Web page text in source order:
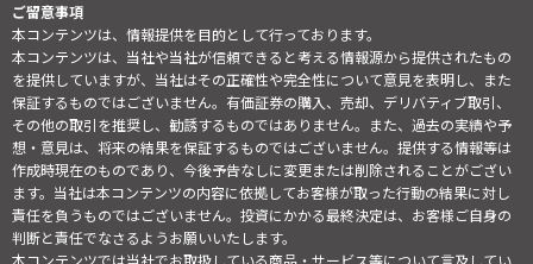
ご留意事項
本コンテンツは、情報提供を目的として行っております。
本コンテンツは、当社や当社が信頼できると考える情報源から提供されたもの
を提供していますが、当社はその正確性や完全性について意見を表明し、また
保証するものではございません。有価証券の購入、売却、デリバティブ取引、
その他の取引を推奨し、勧誘するものではありません。また、過去の実績や予
想・意見は、将来の結果を保証するものではございません。提供する情報等は
作成時現在のものであり、今後予告なしに変更または削除されることがござい
ます。当社は本コンテンツの内容に依拠してお客様が取った行動の結果に対し
責任を負うものではございません。投資にかかる最終決定は、お客様ご自身の
判断と責任でなさるようお願いいたします。